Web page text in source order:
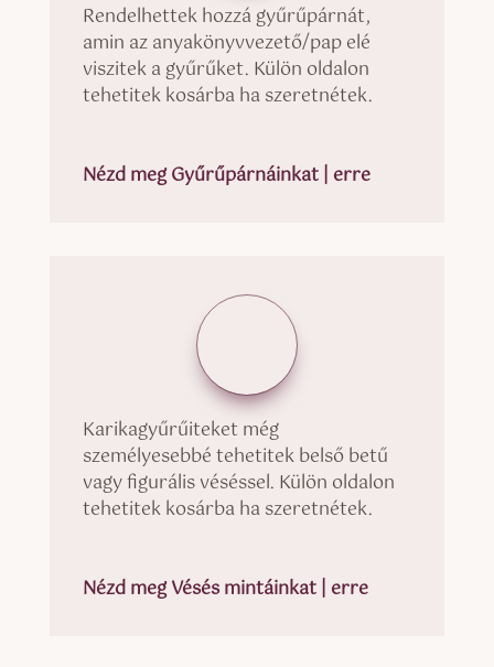
Rendelhettek hozzá gyűrűpárnát,
amin az anyakönyvvezető/pap elé
viszitek a gyűrűket. Külön oldalon
tehetitek kosárba ha szeretnétek.
Nézd meg Gyűrűpárnáinkat | erre
Karikagyűrűiteket még
személyesebbé tehetitek belső betű
vagy figurális véséssel. Külön oldalon
tehetitek kosárba ha szeretnétek.
Nézd meg Vésés mintáinkat | erre